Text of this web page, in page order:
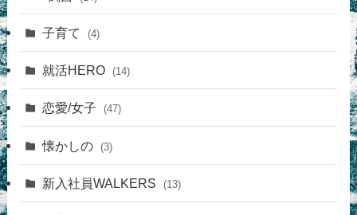
子育て (4)
就活HERO (14)
恋愛/女子 (47)
懐かしの (3)
新入社員WALKERS (13)